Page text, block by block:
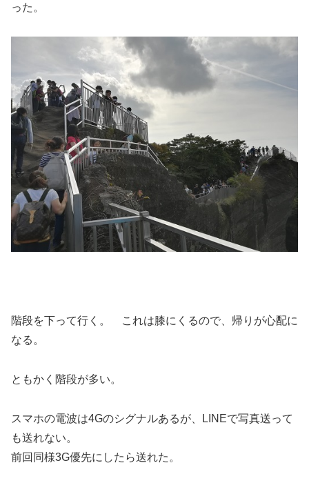
った。
階段を下って行く。 これは膝にくるので、帰りが心配に
なる。
ともかく階段が多い。
スマホの電波は4Gのシグナルあるが、LINEで写真送って
も送れない。
前回同様3G優先にしたら送れた。